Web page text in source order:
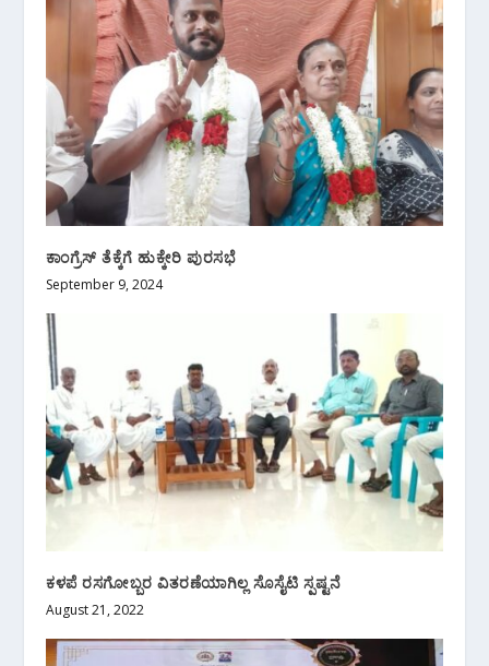
ಕಾಂಗ್ರೆಸ್ ತೆಕ್ಕೆಗೆ ಹುಕ್ಕೇರಿ ಪುರಸಭೆ
September 9, 2024
ಕಳಪೆ ರಸಗೋಬ್ಬರ ವಿತರಣೆಯಾಗಿಲ್ಲ ಸೊಸೈಟಿ ಸ್ಪಷ್ಟನೆ
August 21, 2022